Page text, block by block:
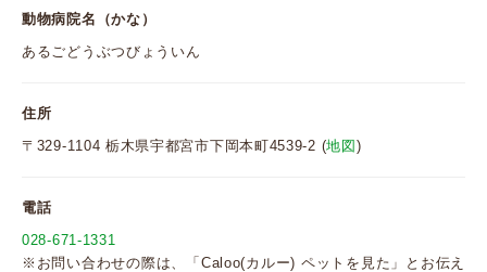
動物病院名（かな）
あるごどうぶつびょういん
住所
〒329-1104 栃木県宇都宮市下岡本町4539-2 (地図 )
電話
028-671-1331
※お問い合わせの際は、「Caloo(カルー) ペットを見た」とお伝え